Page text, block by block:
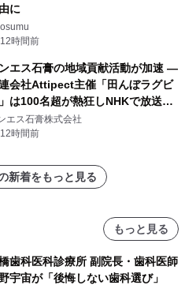
に
12時間前
エス石膏の地域貢献活動が加速 ―
会社Attipect主催「田んぼラグビ
は100名超が熱狂しNHKで放送さ
した。
エス石膏株式会社
12時間前
新着をもっと見る
もっと見る
歯科医科診療所 副院長・歯科医師
宇宙が「後悔しない歯科選び」